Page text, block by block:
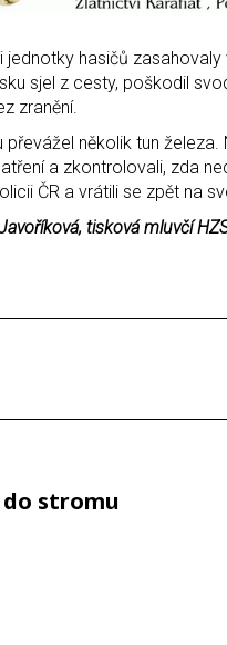
jednotky hasičů
sjel z cesty, poškodil
zranění.
převážel několik tun
a zkontrolovali, zda
ČR a vrátili se zpět na
tisková mluvčí
stromu